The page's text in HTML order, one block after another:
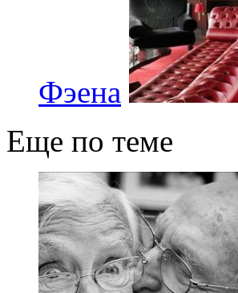
Фэена
Еще по теме